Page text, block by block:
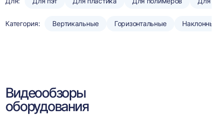
Категория: Вертикальные Горизонтальные
Видеообзоры
оборудования